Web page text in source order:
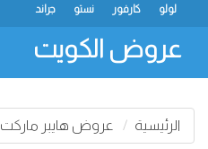
جراند نستو كارفور لولو
عروض الكويت
الرئيسية عروض هايبر ماركت